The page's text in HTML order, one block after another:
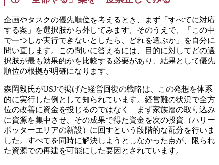
企画やタスクの優先順位を考えるとき、まず「すべてに対応
する案」を選択肢から外してみます。そのうえで、「この中
で一つしか実行できないとしたら、どれを選ぶか」を自分に
問い直します。この問いに答えるには、目的に対してどの選
択肢が最も効果的かを比較する必要があり、結果として優先
順位の根拠が明確になります。
森岡毅氏がUSJで掲げた経営回復の戦略は、この発想を体系
的に実行した例として知られています。経営難の状況で全方
位の改善に資金を投じるのではなく、まず家族層の取り込み
に資源を集中させ、その成果で得た資金を次の投資（ハリー
ポッターエリアの新設）に回すという段階的な配分を行いま
した。すべてを同時に解決しようとしなかった点が、限られ
た資源での再建を可能にした要因とされています。